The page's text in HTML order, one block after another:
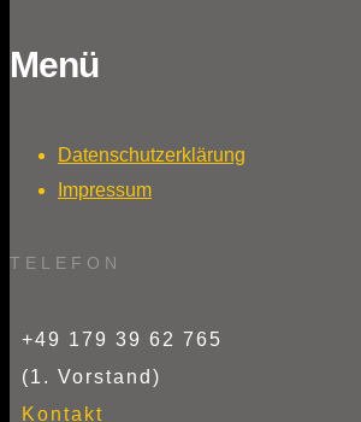
Menü
Datenschutzerklärung
Impressum
TELEFON
+49 179 39 62 765
(1. Vorstand)
Kontakt